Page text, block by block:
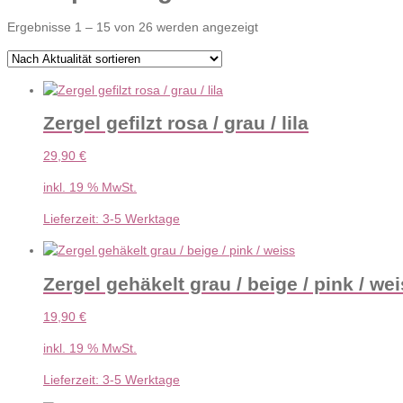
Ergebnisse 1 – 15 von 26 werden angezeigtNach
Zergel gefilzt rosa / grau / lila
29,90 €
inkl. 19 % MwSt.
Lieferzeit: 3-5 Werktage
Zergel gehäkelt grau / beige / pink /
19,90 €
inkl. 19 % MwSt.
Lieferzeit: 3-5 Werktage